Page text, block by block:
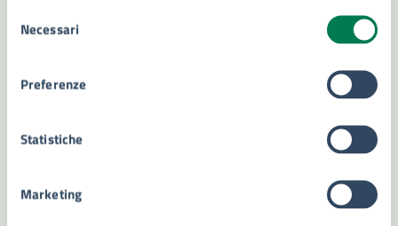
delNecessari
Preferenze
Statistiche
Marketing
Leggi le domande frequenti
Prenota appuntamento
Problemi in città